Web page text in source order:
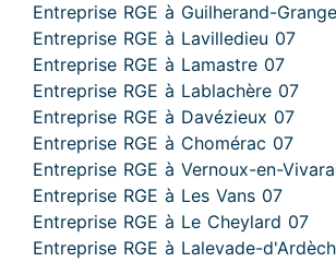
Entreprise RGE à Guilherand-
Entreprise RGE à Lavilledieu 07
Entreprise RGE à Lamastre 07
Entreprise RGE à Lablachère 07
Entreprise RGE à Davézieux 07
Entreprise RGE à Chomérac 07
Entreprise RGE à Vernoux-en-
Entreprise RGE à Les Vans 07
Entreprise RGE à Le Cheylard 07
Entreprise RGE à Lalevade-